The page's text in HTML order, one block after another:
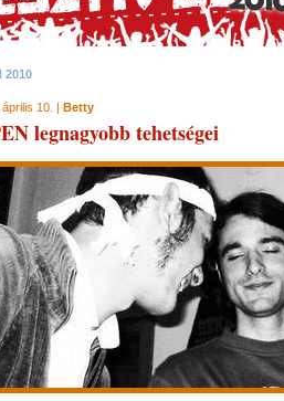
2010
10. | Betty
legnagyobb tehetségei